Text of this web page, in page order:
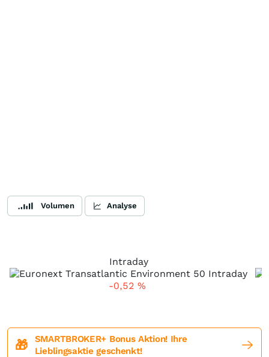
Volumen Analyse
Intraday
-0,52 %
🎁
SMARTBROKER+ Bonus Aktion! Ihre
Lieblingsaktie geschenkt!